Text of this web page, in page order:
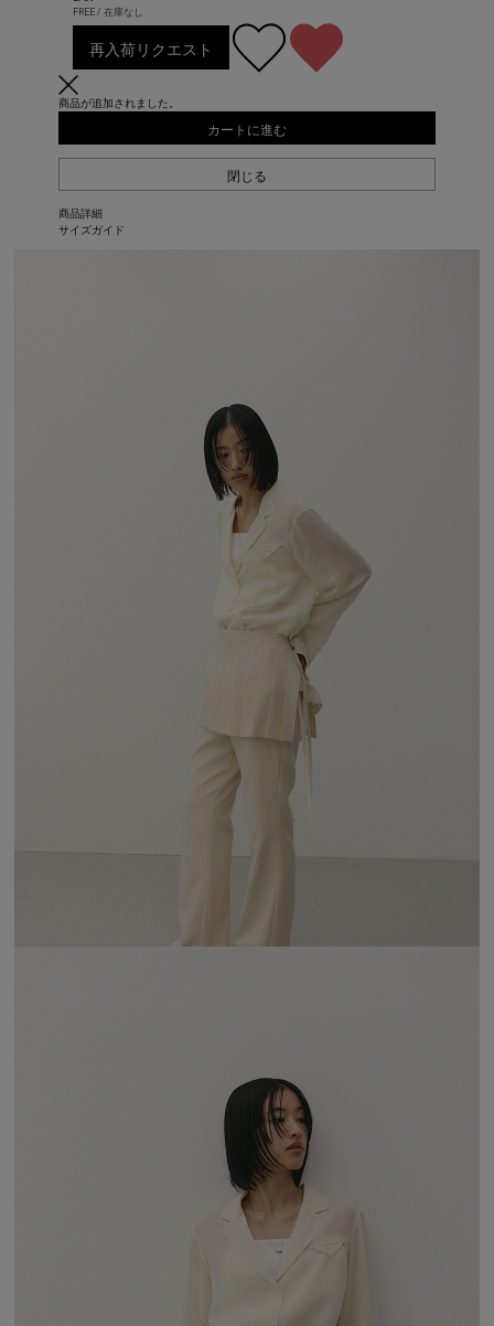
FREE / 在庫なし
再入荷リクエスト
商品が追加されました。
カートに進む
閉じる
商品詳細
サイズガイド